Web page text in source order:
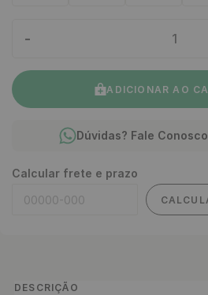
- 1
ADICIONAR AO
Dúvidas? Fale
Calcular frete e prazo
DESCRIÇÃO